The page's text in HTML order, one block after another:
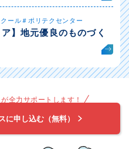
ール＃ポリテクセンター
】地元優良のものづく
全力サポートします！
に申し込む（無料）